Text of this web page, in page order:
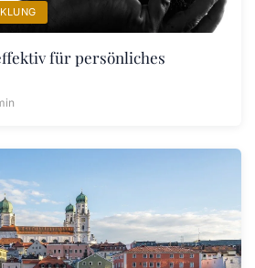
für persönliches